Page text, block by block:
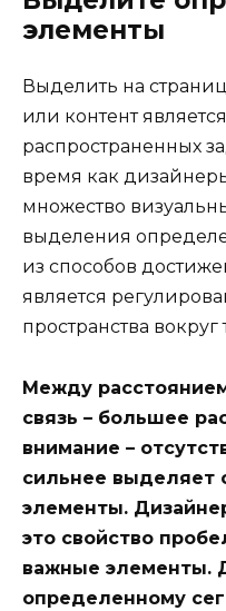
элементы
Выделить на
или контент
распространенных
время как
множество
выделения
из способов
является
пространства вокруг
Между
связь – большее
внимание –
сильнее выделяет
элементы.
это свойство
важные элементы.
определенному